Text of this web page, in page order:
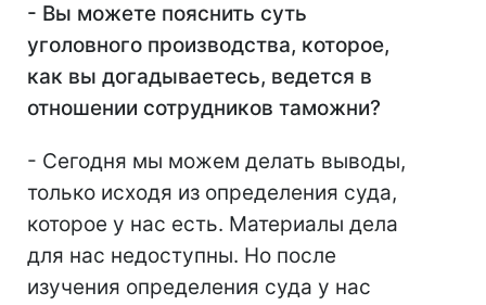
- Вы можете пояснить суть
уголовного производства, которое,
как вы догадываетесь, ведется в
отношении сотрудников таможни?
- Сегодня мы можем делать выводы,
только исходя из определения суда,
которое у нас есть. Материалы дела
для нас недоступны. Но после
изучения определения суда у нас